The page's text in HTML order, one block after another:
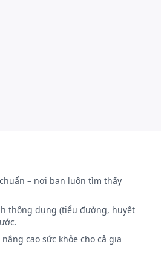
– nơi bạn luôn tìm thấy
thông dụng (tiểu đường, huyết
cao sức khỏe cho cả gia